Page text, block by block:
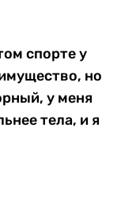
спорте у
но
у меня
тела, и я